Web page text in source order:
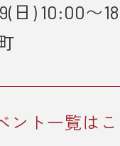
日) 10:00〜
ント一覧は